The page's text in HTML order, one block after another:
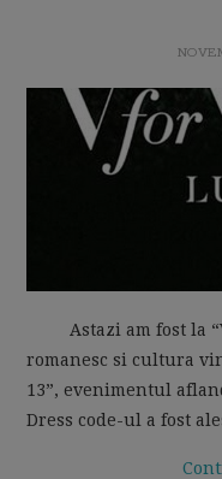
Astazi am fost la “V
romanesc si cultura
13”, evenimentul
Dress code-ul a fost